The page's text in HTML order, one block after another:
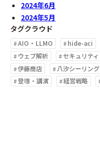
2024年6月
2024年5月
タグクラウド
AIO・LLMO hide-aci
ウェブ解析
セキュリティ
伊藤商店
八汐シーリング
登壇・講演
経営戦略